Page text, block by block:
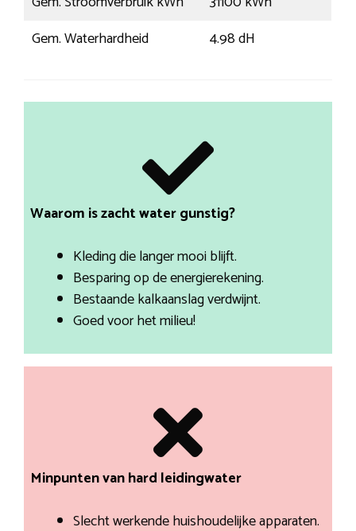
Gem. Waterhardheid
4.98 dH
Waarom is zacht water gunstig?
Kleding die langer mooi blijft.
Besparing op de energierekening.
Bestaande kalkaanslag verdwijnt.
Goed voor het milieu!
Minpunten van hard leidingwater
Slecht werkende huishoudelijke apparaten.